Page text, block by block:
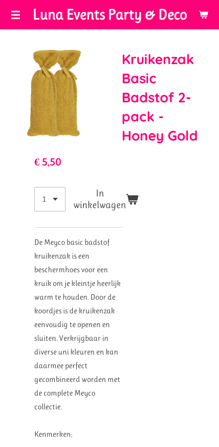
Ga
hoofdinhoud
Luna Events Party & Deco
Kruikenzak
Basic
Badstof 2-
pack -
Honey Gold
€ 5,50
In
winkelwagen
De Meyco basic badstof
kruikenzak is een
beschermhoes voor een
kruik om je kleintje heerlijk
warm te houden. Door de
koordjes is de kruikenzak
eenvoudig te openen en
sluiten. Verkrijgbaar in
diverse uni kleuren en kan
daarmee perfect
gecombineerd worden met
de complete Meyco
collectie.
Kenmerken: